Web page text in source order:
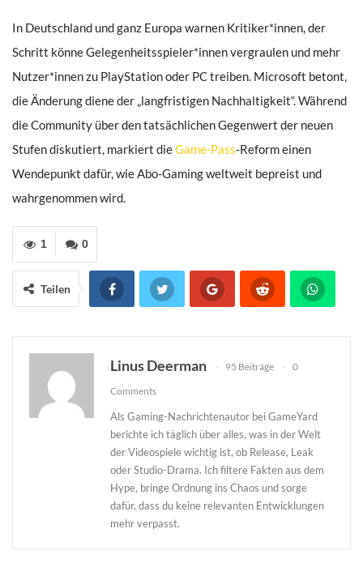
In Deutschland und ganz Europa warnen Kritiker*innen, der
Schritt könne Gelegenheits­spieler*innen vergraulen und mehr
Nutzer*innen zu PlayStation oder PC treiben. Microsoft betont,
die Änderung diene der „langfristigen Nachhaltigkeit“. Während
die Community über den tatsächlichen Gegenwert der neuen
Stufen diskutiert, markiert dieGame-Pass-Reform einen
Wendepunkt dafür, wie Abo-Gaming weltweit bepreist und
wahrgenommen wird.
0
1
Teilen
Linus Deerman 95 Beiträge
0
Comments
Als Gaming-Nachrichtenautor bei GameYard
berichte ich täglich über alles, was in der Welt
der Videospiele wichtig ist, ob Release, Leak
oder Studio-Drama. Ich filtere Fakten aus dem
Hype, bringe Ordnung ins Chaos und sorge
dafür, dass du keine relevanten Entwicklungen
mehr verpasst.